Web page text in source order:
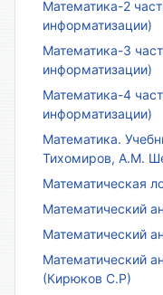
Математика-2
информатизации)
Математика-3
информатизации)
Математика-4
информатизации)
Математика.
Тихомиров, А.М.
Математическая
Математический
Математический
Математический
(Кирюков С.Р)